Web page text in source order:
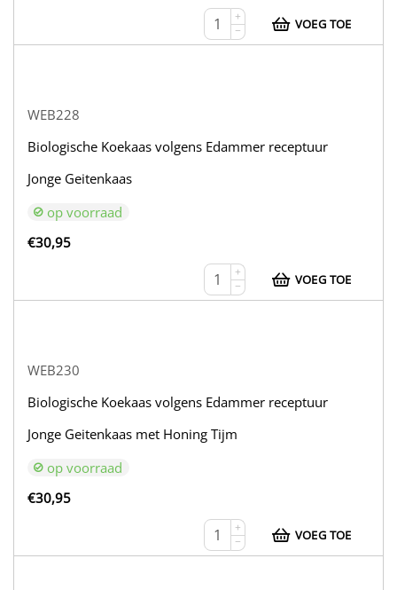
+
−
VOEG TOE
WEB228
Biologische Koekaas volgens Edammer receptuur
Jonge Geitenkaas
op voorraad
€30,95
+
−
VOEG TOE
WEB230
Biologische Koekaas volgens Edammer receptuur
Jonge Geitenkaas met Honing Tijm
op voorraad
€30,95
+
−
VOEG TOE